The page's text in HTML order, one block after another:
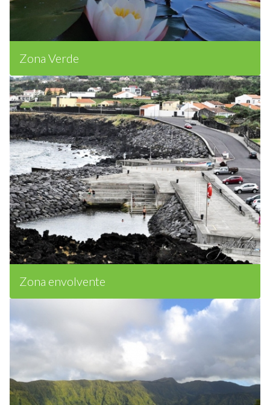
Zona Verde
Zona envolvente